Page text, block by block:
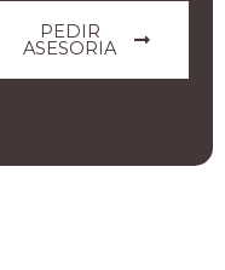
PEDIR
ASESORIA